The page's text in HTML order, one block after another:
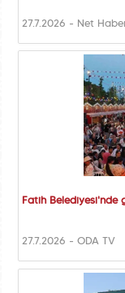
27.7.2026 - Net
Fatih Belediyesi'nde
27.7.2026 - ODA TV